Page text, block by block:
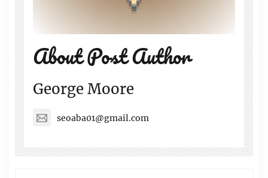
About Post Author
George Moore
seoaba01@gmail.com